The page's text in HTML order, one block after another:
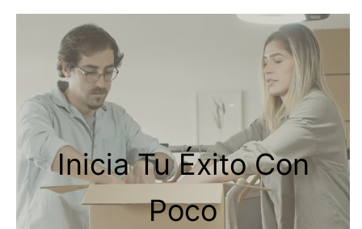
Inicia Tu Éxito Con
Poco